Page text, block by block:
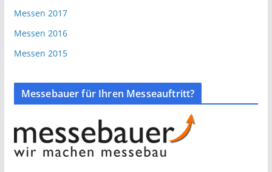
Messen 2017
Messen 2016
Messen 2015
Messebauer für Ihren Messeauftritt?